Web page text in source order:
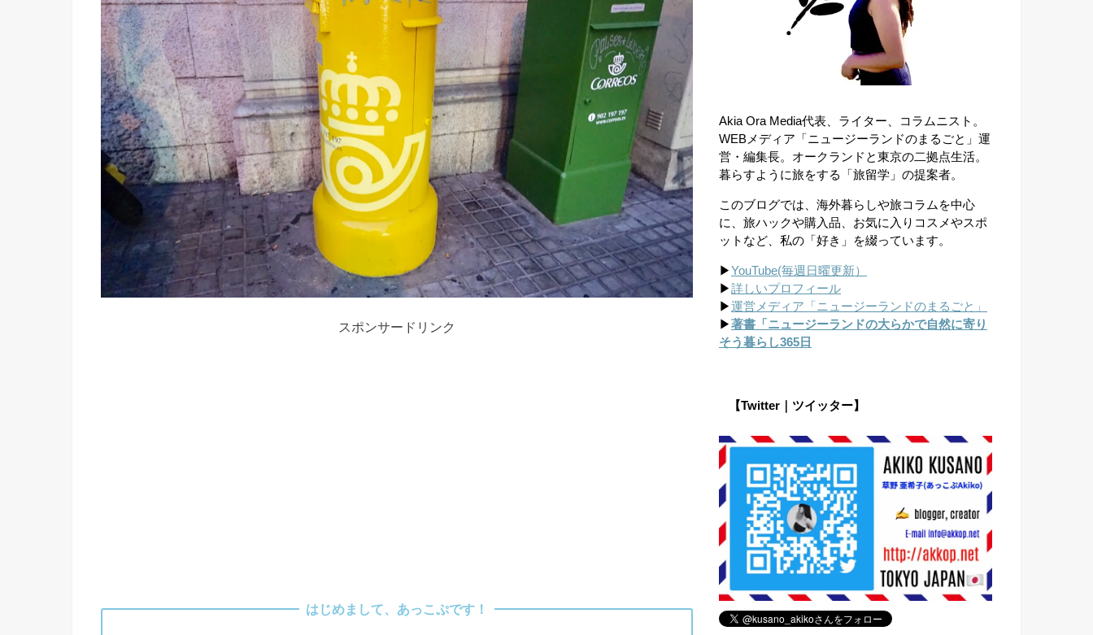
スポンサードリンク
はじめまして、あっこぷです！
Akia Ora Media代表、ライター、コラムニスト。
WEBメディア「ニュージーランドのまるごと」運
営・編集長。オークランドと東京の二拠点生活。
暮らすように旅をする「旅留学」の提案者。
このブログでは、海外暮らしや旅コラムを中心
に、旅ハックや購入品、お気に入りコスメやスポ
ットなど、私の「好き」を綴っています。
▶︎YouTube(毎週日曜更新）
▶︎詳しいプロフィール
▶︎運営メディア「ニュージーランドのまるごと」
▶︎著書「ニュージーランドの大らかで自然に寄り
そう暮らし365日
【Twitter｜ツイッター】